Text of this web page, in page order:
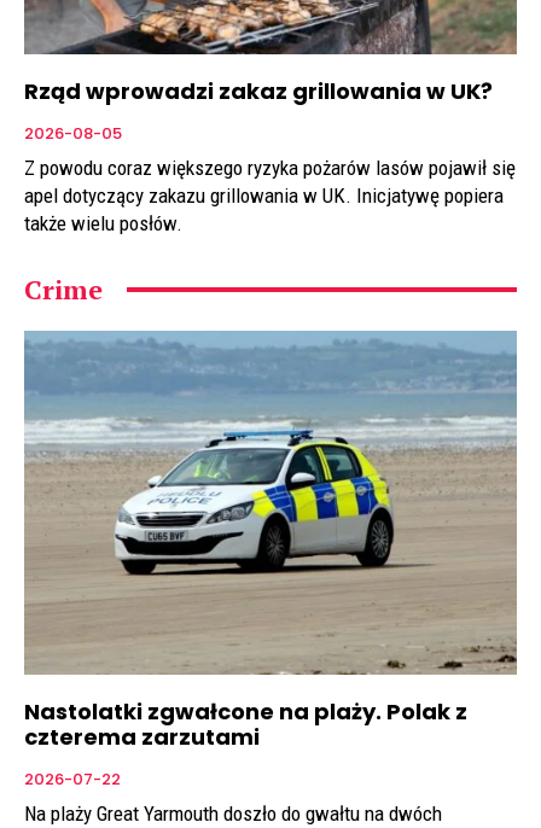
Rząd wprowadzi zakaz grillowania w UK?
2026-08-05
Z powodu coraz większego ryzyka pożarów lasów pojawił się
apel dotyczący zakazu grillowania w UK. Inicjatywę popiera
także wielu posłów.
Crime
Nastolatki zgwałcone na plaży. Polak z
czterema zarzutami
2026-07-22
Na plaży Great Yarmouth doszło do gwałtu na dwóch